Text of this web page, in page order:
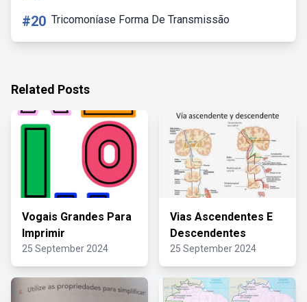
#20 Tricomoníase Forma De Transmissão
Related Posts
Vogais Grandes Para
Imprimir
25 September 2024
Vias Ascendentes E
Descendentes
25 September 2024